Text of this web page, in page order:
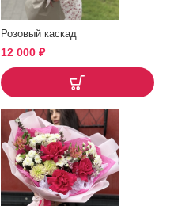
Розовый каскад
12 000 ₽